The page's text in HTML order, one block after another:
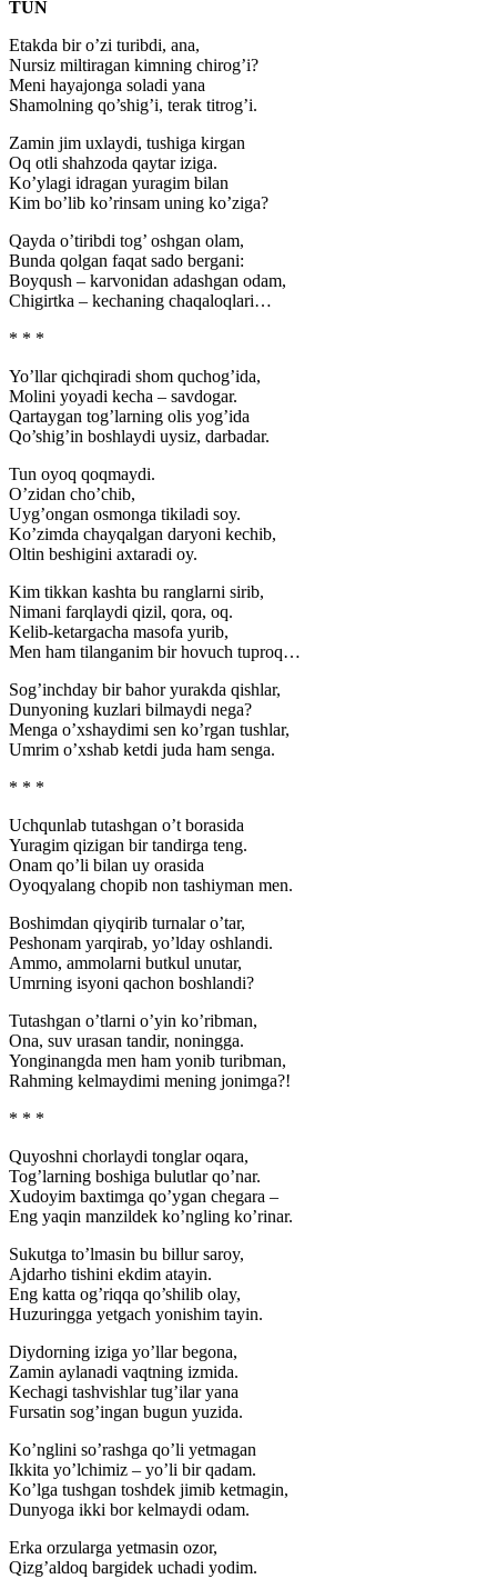
TUN
Etakda bir o’zi turibdi, ana,
Nursiz miltiragan kimning chirog’i?
Meni hayajonga soladi yana
Shamolning qo’shig’i, terak titrog’i.
Zamin jim uxlaydi, tushiga kirgan
Oq otli shahzoda qaytar iziga.
Ko’ylagi idragan yuragim bilan
Kim bo’lib ko’rinsam uning ko’ziga?
Qayda o’tiribdi tog’ oshgan olam,
Bunda qolgan faqat sado bergani:
Boyqush – karvonidan adashgan odam,
Chigirtka – kechaning chaqaloqlari…
* * *
Yo’llar qichqiradi shom quchog’ida,
Molini yoyadi kecha – savdogar.
Qartaygan tog’larning olis yog’ida
Qo’shig’in boshlaydi uysiz, darbadar.
Tun oyoq qoqmaydi.
O’zidan cho’chib,
Uyg’ongan osmonga tikiladi soy.
Ko’zimda chayqalgan daryoni kechib,
Oltin beshigini axtaradi oy.
Kim tikkan kashta bu ranglarni sirib,
Nimani farqlaydi qizil, qora, oq.
Kelib-ketargacha masofa yurib,
Men ham tilanganim bir hovuch tuproq…
Sog’inchday bir bahor yurakda qishlar,
Dunyoning kuzlari bilmaydi nega?
Menga o’xshaydimi sen ko’rgan tushlar,
Umrim o’xshab ketdi juda ham senga.
* * *
Uchqunlab tutashgan o’t borasida
Yuragim qizigan bir tandirga teng.
Onam qo’li bilan uy orasida
Oyoqyalang chopib non tashiyman men.
Boshimdan qiyqirib turnalar o’tar,
Peshonam yarqirab, yo’lday oshlandi.
Ammo, ammolarni butkul unutar,
Umrning isyoni qachon boshlandi?
Tutashgan o’tlarni o’yin ko’ribman,
Ona, suv urasan tandir, noningga.
Yonginangda men ham yonib turibman,
Rahming kelmaydimi mening jonimga?!
* * *
Quyoshni chorlaydi tonglar oqara,
Tog’larning boshiga bulutlar qo’nar.
Xudoyim baxtimga qo’ygan chegara –
Eng yaqin manzildek ko’ngling ko’rinar.
Sukutga to’lmasin bu billur saroy,
Ajdarho tishini ekdim atayin.
Eng katta og’riqqa qo’shilib olay,
Huzuringga yetgach yonishim tayin.
Diydorning iziga yo’llar begona,
Zamin aylanadi vaqtning izmida.
Kechagi tashvishlar tug’ilar yana
Fursatin sog’ingan bugun yuzida.
Ko’nglini so’rashga qo’li yetmagan
Ikkita yo’lchimiz – yo’li bir qadam.
Ko’lga tushgan toshdek jimib ketmagin,
Dunyoga ikki bor kelmaydi odam.
Erka orzularga yetmasin ozor,
Qizg’aldoq bargidek uchadi yodim.